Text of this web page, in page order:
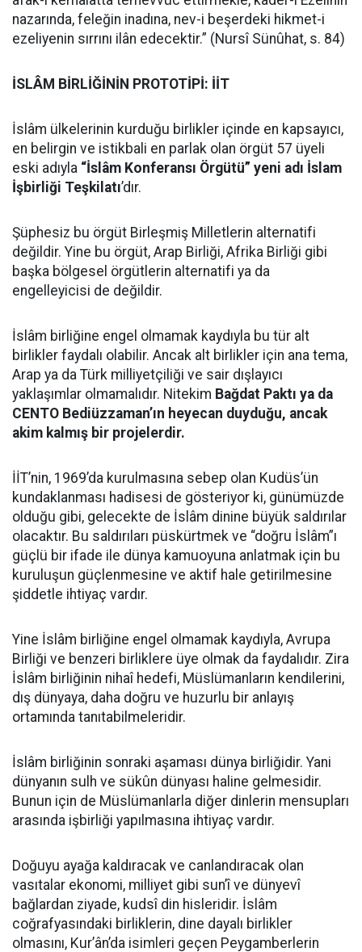
nazarında, feleğin inadına, nev-i beşerdeki hikmet-i
ezeliyenin sırrını ilân edecektir.” (Nursî Sünûhat, s. 84)
İSLÂM BİRLİĞİNİN PROTOTİPİ: İİT
İslâm ülkelerinin kurduğu birlikler içinde en kapsayıcı,
en belirgin ve istikbali en parlak olan örgüt 57 üyeli
eski adıyla “İslâm Konferansı Örgütü” yeni adı İslam
İşbirliği Teşkilatı’dır.
Şüphesiz bu örgüt Birleşmiş Milletlerin alternatifi
değildir. Yine bu örgüt, Arap Birliği, Afrika Birliği gibi
başka bölgesel örgütlerin alternatifi ya da
engelleyicisi de değildir.
İslâm birliğine engel olmamak kaydıyla bu tür alt
birlikler faydalı olabilir. Ancak alt birlikler için ana tema,
Arap ya da Türk milliyetçiliği ve sair dışlayıcı
yaklaşımlar olmamalıdır. Nitekim Bağdat Paktı ya da
CENTO Bediüzzaman’ın heyecan duyduğu, ancak
akim kalmış bir projelerdir.
İİT’nin, 1969’da kurulmasına sebep olan Kudüs’ün
kundaklanması hadisesi de gösteriyor ki, günümüzde
olduğu gibi, gelecekte de İslâm dinine büyük saldırılar
olacaktır. Bu saldırıları püskürtmek ve “doğru İslâm”ı
güçlü bir ifade ile dünya kamuoyuna anlatmak için bu
kuruluşun güçlenmesine ve aktif hale getirilmesine
şiddetle ihtiyaç vardır.
Yine İslâm birliğine engel olmamak kaydıyla, Avrupa
Birliği ve benzeri birliklere üye olmak da faydalıdır. Zira
İslâm birliğinin nihaî hedefi, Müslümanların kendilerini,
dış dünyaya, daha doğru ve huzurlu bir anlayış
ortamında tanıtabilmeleridir.
İslâm birliğinin sonraki aşaması dünya birliğidir. Yani
dünyanın sulh ve sükûn dünyası haline gelmesidir.
Bunun için de Müslümanlarla diğer dinlerin mensupları
arasında işbirliği yapılmasına ihtiyaç vardır.
Doğuyu ayağa kaldıracak ve canlandıracak olan
vasıtalar ekonomi, milliyet gibi sun’î ve dünyevî
bağlardan ziyade, kudsî din hisleridir. İslâm
coğrafyasındaki birliklerin, dine dayalı birlikler
olmasını, Kur’ân’da isimleri geçen Peygamberlerin